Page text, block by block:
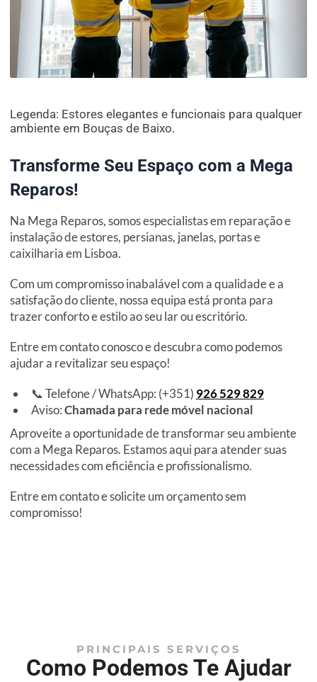
Legenda: Estores elegantes e funcionais para qualquer
ambiente em Bouças de Baixo.
Transforme Seu Espaço com a Mega
Reparos!
Na Mega Reparos, somos especialistas em reparação e
instalação de estores, persianas, janelas, portas e
caixilharia em Lisboa.
Com um compromisso inabalável com a qualidade e a
satisfação do cliente, nossa equipa está pronta para
trazer conforto e estilo ao seu lar ou escritório.
Entre em contato conosco e descubra como podemos
ajudar a revitalizar seu espaço!
📞 Telefone / WhatsApp: (+351) 926 529 829
Aviso:Chamada para rede móvel nacional
Aproveite a oportunidade de transformar seu ambiente
com a Mega Reparos. Estamos aqui para atender suas
necessidades com eficiência e profissionalismo.
Entre em contato e solicite um orçamento sem
compromisso!
PRINCIPAIS SERVIÇOS
Como Podemos Te Ajudar